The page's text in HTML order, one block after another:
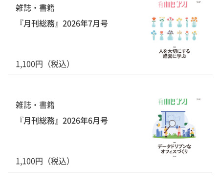
雑誌・書籍
『月刊総務』2026年7月号
1,100円（税込）
雑誌・書籍
『月刊総務』2026年6月号
1,100円（税込）